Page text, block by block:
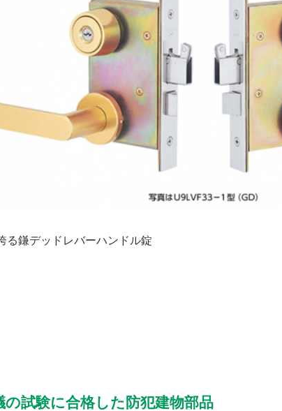
る鎌デッドレバーハンドル錠
の試験に合格した防犯建物部品